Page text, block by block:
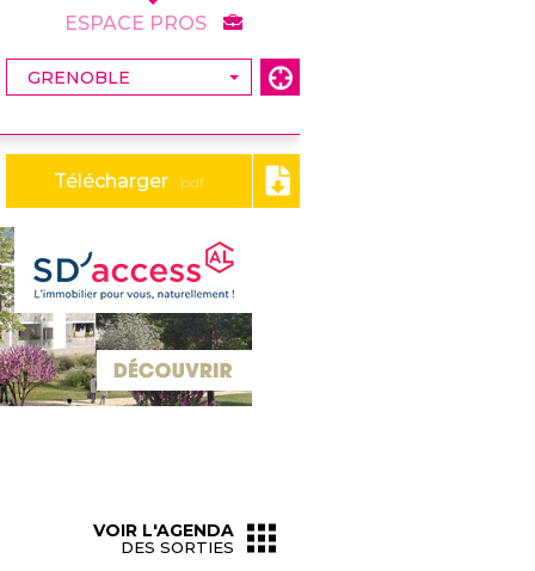
Télécharger .pdf
ESPACE PROS
VOIR L'AGENDA
DES SORTIES